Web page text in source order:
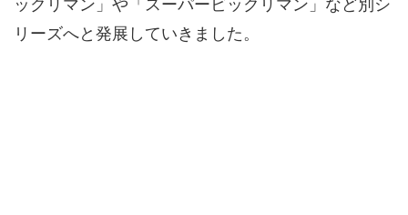
ックリマン」や「スーパービックリマン」など別シ
リーズへと発展していきました。